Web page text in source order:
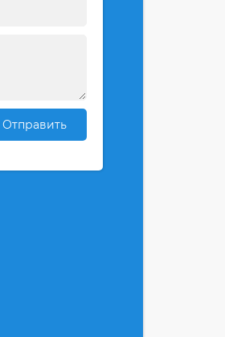
Отправить